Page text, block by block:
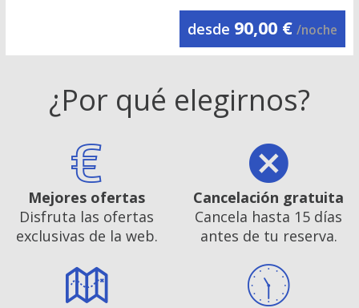
desde 90,00 € /noche
¿Por qué elegirnos?
Mejores ofertas
Disfruta las ofertas
exclusivas de la web.
Cancelación gratuita
Cancela hasta 15 días
antes de tu reserva.